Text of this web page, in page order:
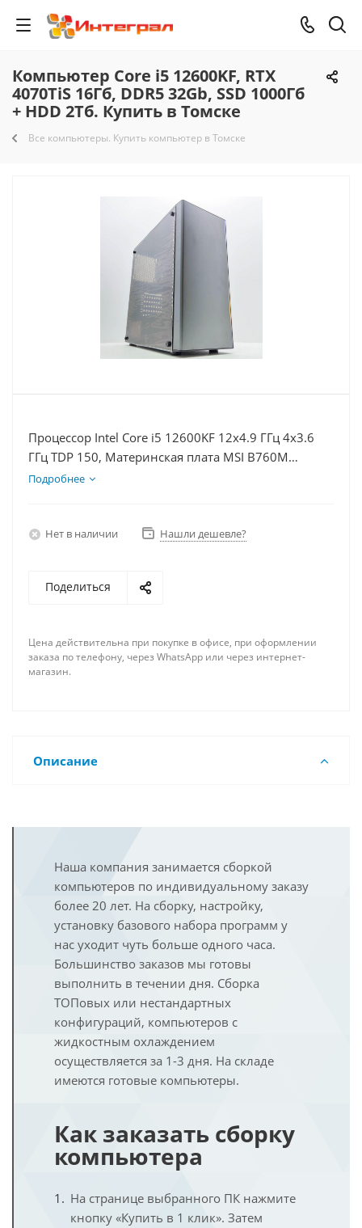
Компьютер Core i5 12600KF, RTX
4070TiS 16Гб, DDR5 32Gb, SSD 1000Гб
+ HDD 2Тб. Купить в Томске
Все компьютеры. Купить компьютер в Томске
Процессор Intel Core i5 12600KF 12x4.9 ГГц 4x3.6
ГГц TDP 150, Материнская плата MSI B760M
BOMBER WIFI D5, Видеокарта RTX 4070TiS 16Гб,
Подробнее
Нет в наличии Нашли дешевле?
Поделиться
Цена действительна при покупке в офисе, при оформлении
заказа по телефону, через WhatsApp или через интернет-
магазин.
Описание
Наша компания занимается сборкой
компьютеров по индивидуальному заказу
более 20 лет. На сборку, настройку,
установку базового набора программ у
нас уходит чуть больше одного часа.
Большинство заказов мы готовы
выполнить в течении дня. Сборка
ТОПовых или нестандартных
конфигураций, компьютеров с
жидкостным охлаждением
осуществляется за 1-3 дня. На складе
имеются готовые компьютеры.
Как заказать сборку
компьютера
На странице выбранного ПК нажмите
кнопку «Купить в 1 клик». Затем